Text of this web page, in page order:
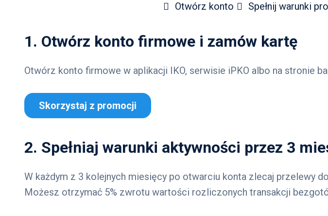
Otwórz konto Spełnij warunki
1. Otwórz konto firmowe i zamów kartę
Otwórz konto firmowe w aplikacji IKO, serwisie iPKO albo na stronie
Skorzystaj z promocji
2. Spełniaj warunki aktywności przez 3
W każdym z 3 kolejnych miesięcy po otwarciu konta zlecaj przelewy
Możesz otrzymać 5% zwrotu wartości rozliczonych transakcji